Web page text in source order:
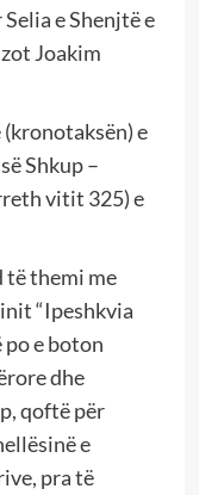
e Shenjtë e
Joakim
e
Shkup –
vitit 325) e
të themi me
“Ipeshkvia
po e boton
dhe
qoftë për
e
pra të